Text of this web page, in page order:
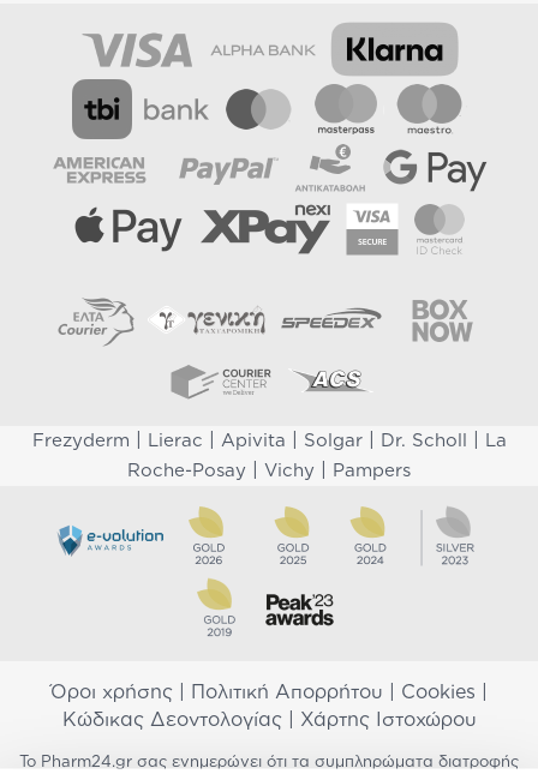
Frezyderm Lierac Apivita Solgar| Dr. Scholl
La
Roche-Posay
Vichy Pampers
Όροι χρήσης Πολιτική Απορρήτου Cookies
Κώδικας Δεοντολογίας| Χάρτης Ιστοχώρου
Το Pharm24.gr σας ενημερώνει ότι τα συμπληρώματα διατροφής